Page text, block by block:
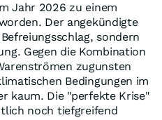
Jahr 2026 zu einem
Der angekündigte
sondern
Gegen die Kombination
zugunsten
Bedingungen im
kaum. Die "perfekte Krise"
noch tiefgreifend